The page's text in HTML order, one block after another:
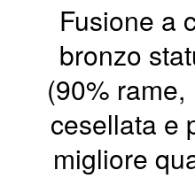
Fusione a
bronzo
(90%
cesellata e
migliore